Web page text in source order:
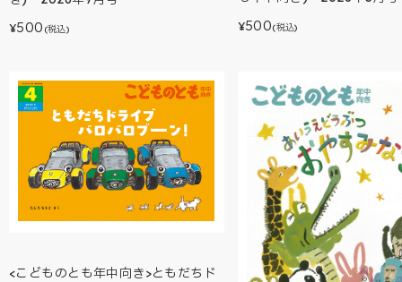
¥500 (税込) ¥500(税込)
<こどものとも年中向き>ともだちド